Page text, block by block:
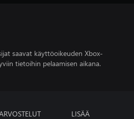
saavat käyttöoikeuden Xbox-
tietoihin pelaamisen aikana.
LISÄÄ